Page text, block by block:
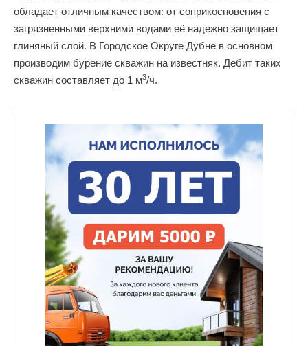
обладает отличным качеством: от соприкосновения с
загрязненными верхними водами её надежно защищает
глиняный слой. В Городское Округе Дубне в основном
производим бурение скважин на известняк. Дебит таких
скважин составляет до 1 м3/ч.